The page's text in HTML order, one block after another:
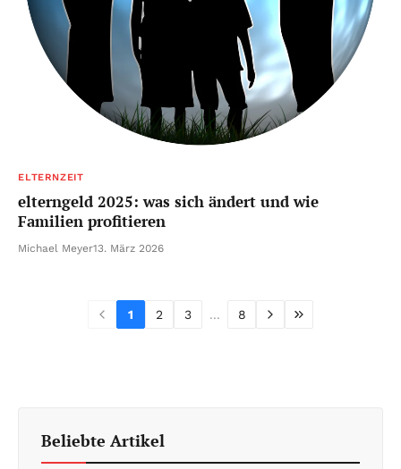
ELTERNZEIT
elterngeld 2025: was sich ändert und wie
Familien profitieren
Michael Meyer13. März 2026
1 2 3 ... 8
Beliebte Artikel